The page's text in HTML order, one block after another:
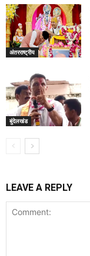
अंतरराष्ट्रीय
बुंदेलखंड
LEAVE A REPLY